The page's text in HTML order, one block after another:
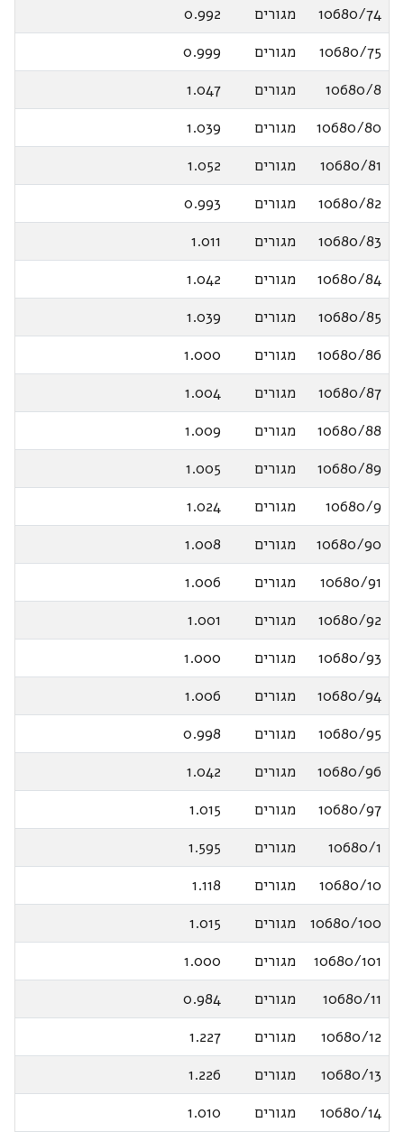
10680/74
מגורים
0.992
10680/75
מגורים
0.999
10680/8
מגורים
1.047
10680/80
מגורים
1.039
10680/81
מגורים
1.052
10680/82
מגורים
0.993
10680/83
מגורים
1.011
10680/84
מגורים
1.042
10680/85
מגורים
1.039
10680/86
מגורים
1.000
10680/87
מגורים
1.004
10680/88
מגורים
1.009
10680/89
מגורים
1.005
10680/9
מגורים
1.024
10680/90
מגורים
1.008
10680/91
מגורים
1.006
10680/92
מגורים
1.001
10680/93
מגורים
1.000
10680/94
מגורים
1.006
10680/95
מגורים
0.998
10680/96
מגורים
1.042
10680/97
מגורים
1.015
10680/1
מגורים
1.595
10680/10
מגורים
1.118
10680/100
מגורים
1.015
10680/101
מגורים
1.000
10680/11
מגורים
0.984
10680/12
מגורים
1.227
10680/13
מגורים
1.226
10680/14
מגורים
1.010